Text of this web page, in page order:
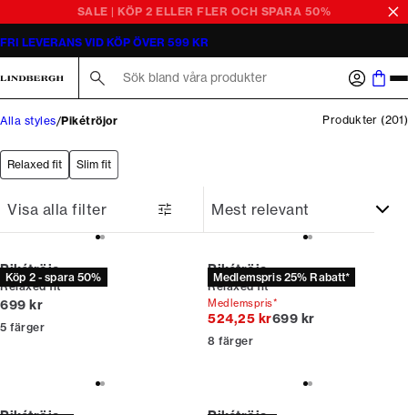
FRI LEVERANS VID KÖP ÖVER 599 KR
Alla styles Pikétröjor Produkter (201)
Relaxed fit Slim fit
Visa alla filter
Köp 2 - spara 50%
Pikétröja
Relaxed fit
Nuvarande pris
699 kr
5 färger
Medlemspris 25% Rabatt*
Pikétröja
Relaxed fit
Medlemspris*
524,25 krOriginalpris
699 kr
8 färger